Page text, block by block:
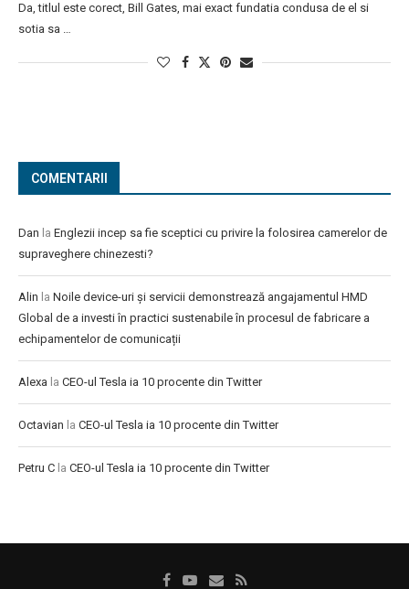
Da, titlul este corect, Bill Gates, mai exact fundatia condusa de el si
sotia sa …
COMENTARII
Dan la Englezii incep sa fie sceptici cu privire la folosirea camerelor de
supraveghere chinezesti?
Alin la Noile device-uri și servicii demonstrează angajamentul HMD
Global de a investi în practici sustenabile în procesul de fabricare a
echipamentelor de comunicații
Alexa la CEO-ul Tesla ia 10 procente din Twitter
Octavian la CEO-ul Tesla ia 10 procente din Twitter
Petru C la CEO-ul Tesla ia 10 procente din Twitter